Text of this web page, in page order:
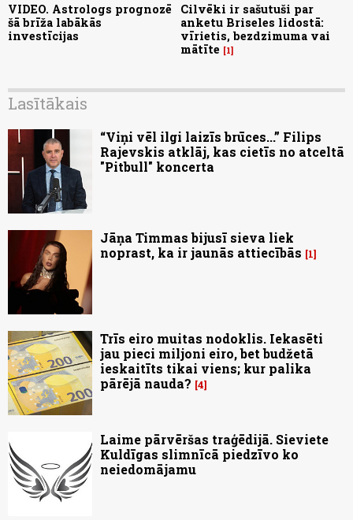
VIDEO. Astrologs prognozē
šā brīža labākās
investīcijas
Cilvēki ir sašutuši par
anketu Briseles lidostā:
vīrietis, bezdzimuma vai
mātīte
1
Lasītākais
“Viņi vēl ilgi laizīs brūces...” Filips
Rajevskis atklāj, kas cietīs no atceltā
"Pitbull" koncerta
Jāņa Timmas bijusī sieva liek
noprast, ka ir jaunās attiecībās
1
Trīs eiro muitas nodoklis. Iekasēti
jau pieci miljoni eiro, bet budžetā
ieskaitīts tikai viens; kur palika
pārējā nauda? 4
Laime pārvēršas traģēdijā. Sieviete
Kuldīgas slimnīcā piedzīvo ko
neiedomājamu